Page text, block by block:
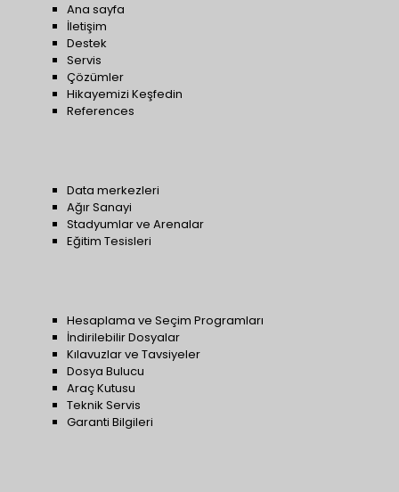
Ana sayfa
İletişim
Destek
Servis
Çözümler
Hikayemizi Keşfedin
References
Data merkezleri
Ağır Sanayi
Stadyumlar ve Arenalar
Eğitim Tesisleri
Hesaplama ve Seçim Programları
İndirilebilir Dosyalar
Kılavuzlar ve Tavsiyeler
Dosya Bulucu
Araç Kutusu
Teknik Servis
Garanti Bilgileri